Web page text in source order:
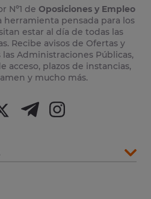
Nº1 de Oposiciones y Empleo
herramienta pensada para los
estar al día de todas las
Recibe avisos de Ofertas y
Administraciones Públicas,
acceso, plazos de instancias,
y mucho más.